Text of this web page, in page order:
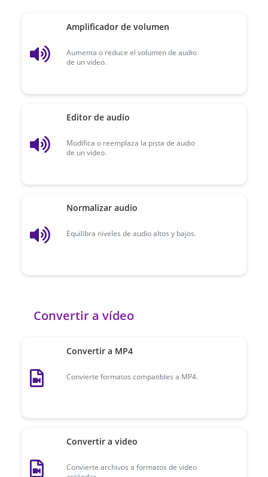
Amplificador de volumen
Aumenta o reduce el volumen de audio
de un video.
Editor de audio
Modifica o reemplaza la pista de audio
de un video.
Normalizar audio
Equilibra niveles de audio altos y bajos.
Convertir a vídeo
Convertir a MP4
Convierte formatos compatibles a MP4.
Convertir a video
Convierte archivos a formatos de video